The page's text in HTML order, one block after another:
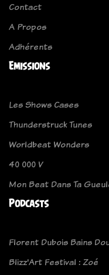
Contact
A Propos
Adhérents
Emissions
Les Shows Cases
Thunderstruck Tunes
Worldbeat Wonders
40 000 V
Mon Beat Dans Ta
Podcasts
Florent Dubois Bains
Blizz'Art Festival : Zoé